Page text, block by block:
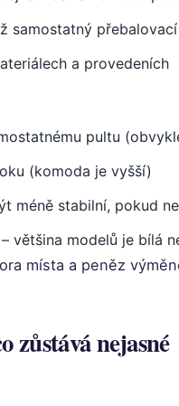
samostatný
a provedeních
pultu
(komoda je vyšší)
méně stabilní, pokud
většina modelů je bílá
místa a peněz
zůstává nejasné